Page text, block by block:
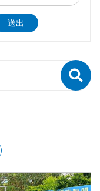
基隆市
送出